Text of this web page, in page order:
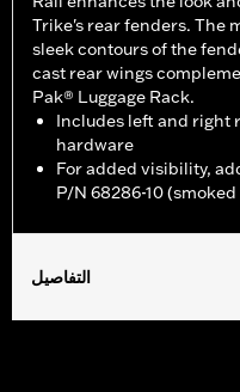
Trike's rear fenders. The
sleek contours of the
cast rear wings
Pak® Luggage Rack.
Includes left and right
hardware
For added visibility,
P/N 68286-10
التفاصيل